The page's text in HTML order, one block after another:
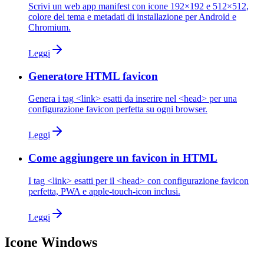
Scrivi un web app manifest con icone 192×192 e 512×512,
colore del tema e metadati di installazione per Android e
Chromium.
Leggi
Generatore HTML favicon
Genera i tag <link> esatti da inserire nel <head> per una
configurazione favicon perfetta su ogni browser.
Leggi
Come aggiungere un favicon in HTML
I tag <link> esatti per il <head> con configurazione favicon
perfetta, PWA e apple-touch-icon inclusi.
Leggi
Icone Windows